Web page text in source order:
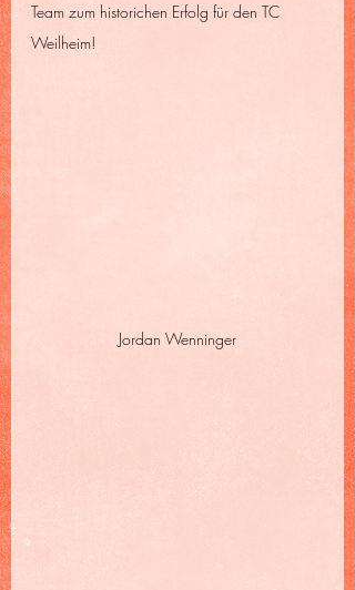
Team zum historichen Erfolg für den TC
Weilheim!
Jordan Wenninger